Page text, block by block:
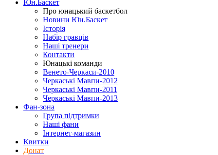
Юн.Баскет
Про юнацький баскетбол
Новини Юн.Баскет
Історія
Набір гравців
Наші тренери
Контакти
Юнацькі команди
Венето-Черкаси-2010
Черкаські Мавпи-2012
Черкаські Мавпи-2011
Черкаські Мавпи-2013
Фан-зона
Група підтримки
Наші фани
Інтернет-магазин
Квитки
Донат